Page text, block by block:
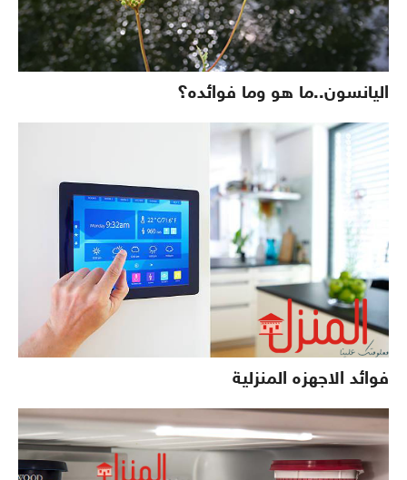
اليانسون..ما هو وما فوائده؟
فوائد الاجهزه المنزلية